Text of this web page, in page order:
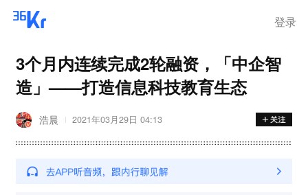
登录
3个月内连续完成2轮融资，「中企智
造」——打造信息科技教育生态
浩晨 2021年03月29日 04:13